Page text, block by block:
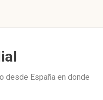
desde España en donde